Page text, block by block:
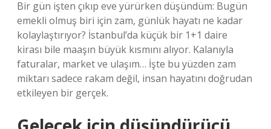
Bir gün işten çıkıp eve yürürken düşündüm: Bugün
emekli olmuş biri için zam, günlük hayatı ne kadar
kolaylaştırıyor? İstanbul’da küçük bir 1+1 daire
kirası bile maaşın büyük kısmını alıyor. Kalanıyla
faturalar, market ve ulaşım… İşte bu yüzden zam
miktarı sadece rakam değil, insan hayatını doğrudan
etkileyen bir gerçek.